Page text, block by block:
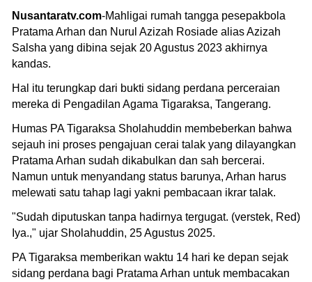
Nusantaratv.com-Mahligai rumah tangga pesepakbola
Pratama Arhan dan Nurul Azizah Rosiade alias Azizah
Salsha yang dibina sejak 20 Agustus 2023 akhirnya
kandas.
Hal itu terungkap dari bukti sidang perdana perceraian
mereka di Pengadilan Agama Tigaraksa, Tangerang.
Humas PA Tigaraksa Sholahuddin membeberkan bahwa
sejauh ini proses pengajuan cerai talak yang dilayangkan
Pratama Arhan sudah dikabulkan dan sah bercerai.
Namun untuk menyandang status barunya, Arhan harus
melewati satu tahap lagi yakni pembacaan ikrar talak.
"Sudah diputuskan tanpa hadirnya tergugat. (verstek, Red)
Iya.," ujar Sholahuddin, 25 Agustus 2025.
PA Tigaraksa memberikan waktu 14 hari ke depan sejak
sidang perdana bagi Pratama Arhan untuk membacakan